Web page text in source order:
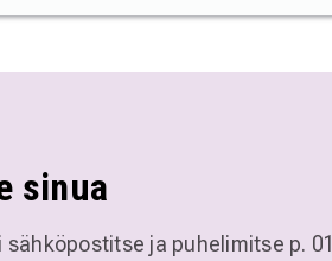
sinua
sähköpostitse ja puhelimitse p.